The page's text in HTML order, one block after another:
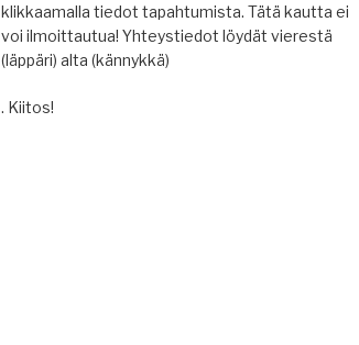
klikkaamalla tiedot tapahtumista. Tätä kautta ei
voi ilmoittautua! Yhteystiedot löydät vierestä
(läppäri) alta (kännykkä)
. Kiitos!